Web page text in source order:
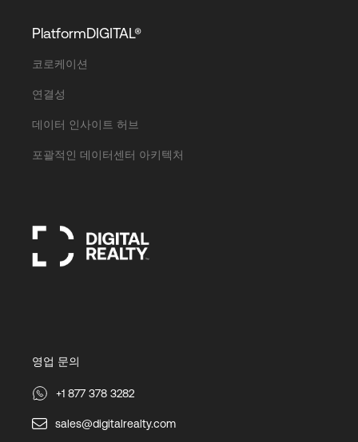
PlatformDIGITAL®
코로케이션
연결성
데이터 인사이트 허브
포괄적인 데이터센터 아키텍처
영업 문의
+1 877 378 3282
sales@digitalrealty.com